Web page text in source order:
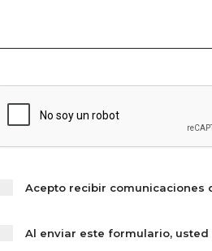
Acepto recibir comunicaciones
Al enviar este formulario, usted